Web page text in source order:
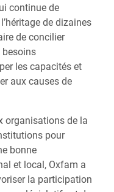
continue de
de dizaines
de concilier
besoins
les capacités et
aux causes de
organisations de la
pour
bonne
et local, Oxfam a
la participation